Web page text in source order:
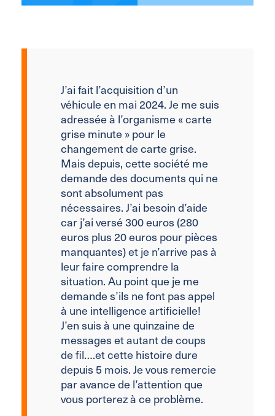
J’ai fait l’acquisition d’un
véhicule en mai 2024. Je me suis
adressée à l’organisme « carte
grise minute » pour le
changement de carte grise.
Mais depuis, cette société me
demande des documents qui ne
sont absolument pas
nécessaires. J’ai besoin d’aide
car j’ai versé 300 euros (280
euros plus 20 euros pour pièces
manquantes) et je n’arrive pas à
leur faire comprendre la
situation. Au point que je me
demande s’ils ne font pas appel
à une intelligence artificielle!
J’en suis à une quinzaine de
messages et autant de coups
de fil….et cette histoire dure
depuis 5 mois. Je vous remercie
par avance de l’attention que
vous porterez à ce problème.